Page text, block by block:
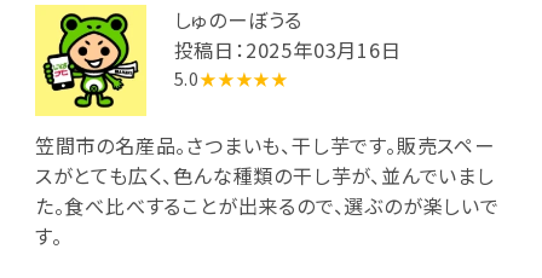
しゅのーぼうる
投稿日：2025年03月16日
5.0★★★★★
笠間市の名産品。さつまいも、干し芋です。販売スペー
スがとても広く、色んな種類の干し芋が、並んでいまし
た。食べ比べすることが出来るので、選ぶのが楽しいで
す。